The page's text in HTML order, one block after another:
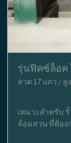
รุ่นฟิคซ์ล็อค
ลวด 17 แถว / สู
เหมาะสำหรับ
ล้อมสวน ที่ต้อง